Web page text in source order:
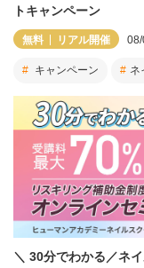
トキャンペーン
無料 リアル開催 08/
キャンペーン ネ
＼ 30分でわかる／ネ